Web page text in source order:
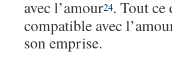
avec l’amour24. Tout ce
compatible avec
son emprise.